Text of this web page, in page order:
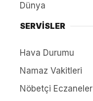
Dünya
SERVİSLER
Hava Durumu
Namaz Vakitleri
Nöbetçi Eczaneler